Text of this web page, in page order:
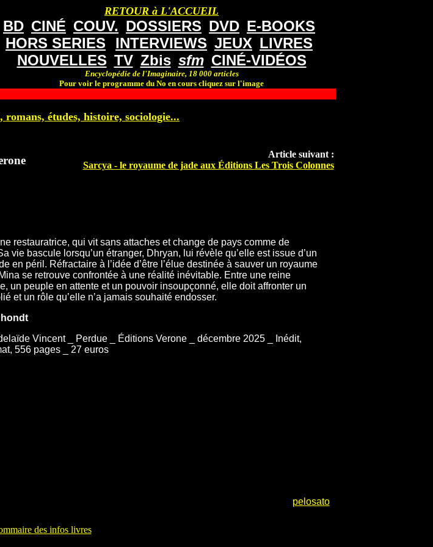
RETOUR à L'ACCUEIL
BD CINÉ COUV. DOSSIERS DVD E-BOOKS
HORS SERIES
INTERVIEWS JEUX LIVRES
NOUVELLES TV Zbis sfm CINÉ-VIDÉOS
Encyclopédie de l'Imaginaire, 18 000 articles
Pour voir le programme du No en cours cliquez sur l'image
études, histoire, sociologie...
Article suivant :
Sarcya - le royaume de jade aux Éditions Les Trois Colonnes
restauratrice, qui vit sans attaches et change de pays comme de
vie bascule lorsqu’un étranger, Dhryan, lui révèle qu’elle est issue d’un
en péril. Réfractaire à l’idée d’être l’élue destinée à sauver un royaume
se retrouve confrontée à une réalité inévitable. Entre une reine
un peuple en attente et un pouvoir insoupçonné, elle doit affronter un
et un rôle qu’elle n’a jamais souhaité endosser.
Vincent _ Perdue _ Éditions Verone _ décembre 2025 _ Inédit,
556 pages _ 27 euros
pelosato
des infos livres